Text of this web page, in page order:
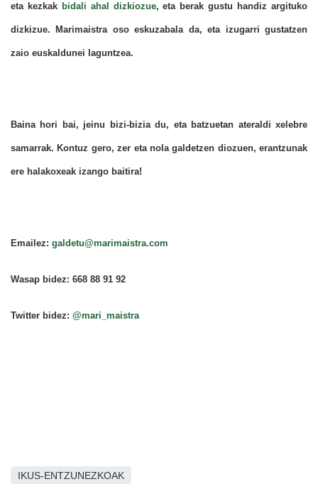
eta kezkak bidali ahal dizkiozue, eta berak gustu handiz argituko
dizkizue. Marimaistra oso eskuzabala da, eta izugarri gustatzen
zaio euskaldunei laguntzea.
Baina hori bai, jeinu bizi-bizia du, eta batzuetan ateraldi xelebre
samarrak. Kontuz gero, zer eta nola galdetzen diozuen, erantzunak
ere halakoxeak izango baitira!
Emailez: galdetu@marimaistra.com
Wasap bidez: 668 88 91 92
Twitter bidez: @mari_maistra
IKUS-ENTZUNEZKOAK